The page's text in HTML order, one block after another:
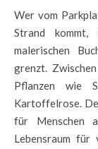
Wer vom Parkplatz oder von der Straße zum Falckensteiner
Strand
malerischen
grenzt.
Pflanzen wie
Kartoffelrose.
für Menschen
Lebensraum für